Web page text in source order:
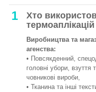
1
Хто
термоаплікацій
Виробництва та
агенства:
• Повсякденний,
головні убори, взуття
човникові вироби,
• Тканина та інші